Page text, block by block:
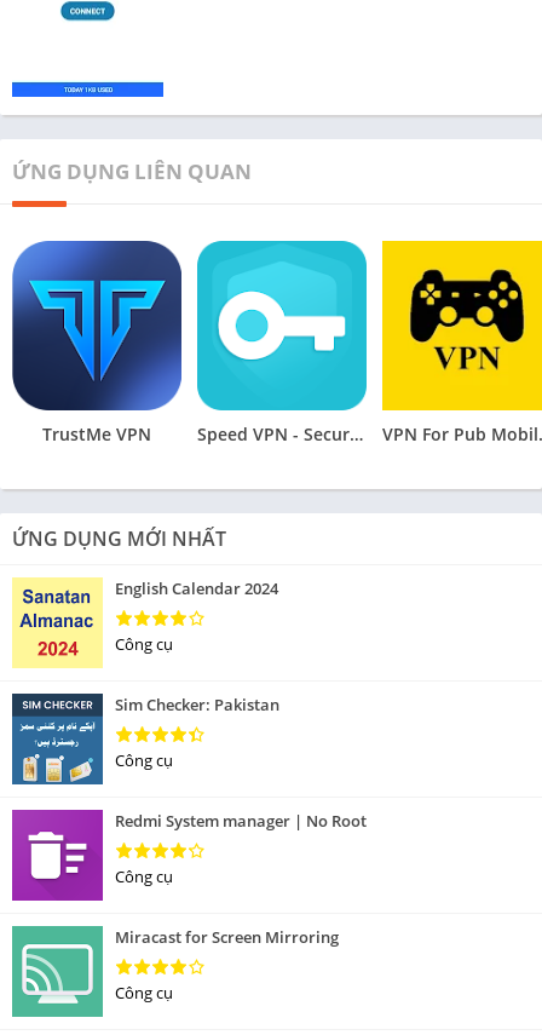
ỨNG DỤNG LIÊN QUAN
TrustMe VPN Speed VPN - Secure VPN Proxy
ỨNG DỤNG MỚI NHẤT
English Calendar 2024
Công cụ
Sim Checker: Pakistan
Công cụ
Redmi System manager | No Root
Công cụ
Miracast for Screen Mirroring
Công cụ